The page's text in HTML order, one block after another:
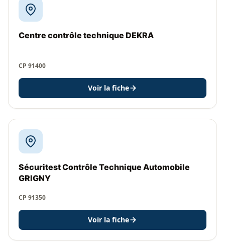
Centre contrôle technique DEKRA
CP 91400
Voir la fiche
Sécuritest Contrôle Technique Automobile
GRIGNY
CP 91350
Voir la fiche